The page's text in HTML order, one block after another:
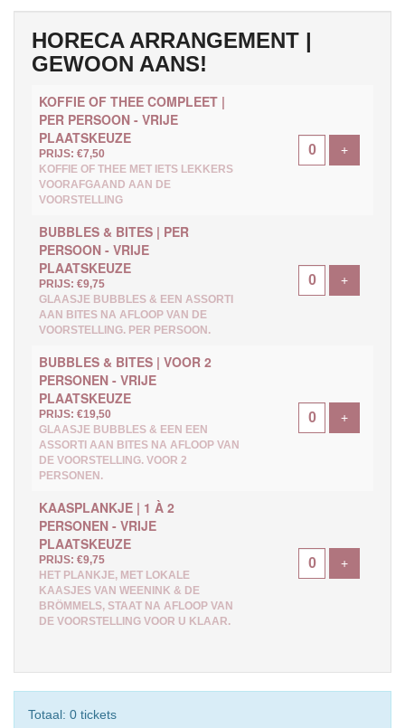
HORECA ARRANGEMENT |
GEWOON AANS!
KOFFIE OF THEE COMPLEET |
PER PERSOON - VRIJE
PLAATSKEUZE
PRIJS: €7,50
KOFFIE OF THEE MET IETS LEKKERS
VOORAFGAAND AAN DE
VOORSTELLING
+Voeg
BUBBLES & BITES | PER
PERSOON - VRIJE
PLAATSKEUZE
PRIJS: €9,75
GLAASJE BUBBLES & EEN ASSORTI
AAN BITES NA AFLOOP VAN DE
VOORSTELLING. PER PERSOON.
+Voeg
BUBBLES & BITES | VOOR 2
PERSONEN - VRIJE
PLAATSKEUZE
PRIJS: €19,50
GLAASJE BUBBLES & EEN EEN
ASSORTI AAN BITES NA AFLOOP VAN
DE VOORSTELLING. VOOR 2
PERSONEN.
+Voeg
KAASPLANKJE | 1 À 2
PERSONEN - VRIJE
PLAATSKEUZE
PRIJS: €9,75
HET PLANKJE, MET LOKALE
KAASJES VAN WEENINK & DE
BRÖMMELS, STAAT NA AFLOOP VAN
DE VOORSTELLING VOOR U KLAAR.
+Voeg
Totaal: 0 tickets